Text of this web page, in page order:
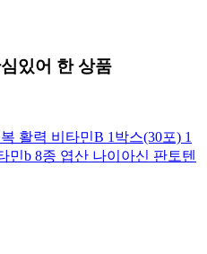
있어 한 상품
활력 비타민B 1박스(30포) 1
민b 8종 엽산 나이아신 판토텐